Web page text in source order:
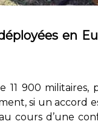
en
11 900
si un accord
cours d’une